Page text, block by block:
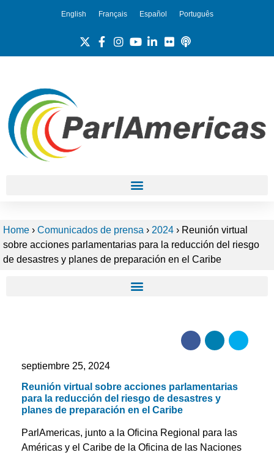
English Français Español Português
Home › Comunicados de prensa › 2024 › Reunión virtual
sobre acciones parlamentarias para la reducción del riesgo
de desastres y planes de preparación en el Caribe
septiembre 25, 2024
Reunión virtual sobre acciones parlamentarias
para la reducción del riesgo de desastres y
planes de preparación en el Caribe
ParlAmericas, junto a la Oficina Regional para las
Américas y el Caribe de la Oficina de las Naciones